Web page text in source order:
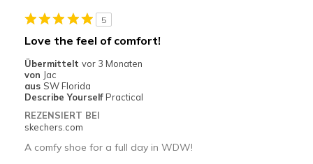
Geeignete Verwendung
Travel
Width
Sizing
View On Shoes
I'm Really Into Shoes
5
Love the feel of comfort!
Übermittelt vor 3 Monaten
von Jac
aus SW Florida
Describe Yourself Practical
REZENSIERT BEI
skechers.com
A comfy shoe for a full day in WDW!